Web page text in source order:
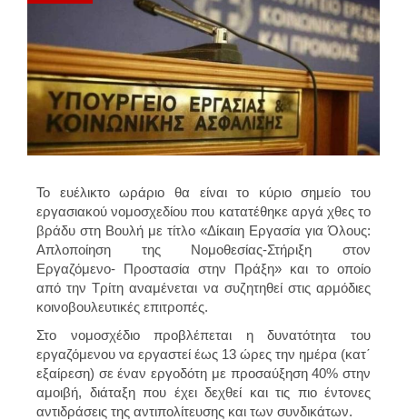
Το ευέλικτο ωράριο θα είναι το κύριο σημείο του
εργασιακού νομοσχεδίου που κατατέθηκε αργά χθες το
βράδυ στη Βουλή με τίτλο «Δίκαιη Εργασία για Όλους:
Απλοποίηση της Νομοθεσίας-Στήριξη στον
Εργαζόμενο- Προστασία στην Πράξη» και το οποίο
από την Τρίτη αναμένεται να συζητηθεί στις αρμόδιες
κοινοβουλευτικές επιτροπές.
Στο νομοσχέδιο προβλέπεται η δυνατότητα του
εργαζόμενου να εργαστεί έως 13 ώρες την ημέρα (κατ΄
εξαίρεση) σε έναν εργοδότη με προσαύξηση 40% στην
αμοιβή, διάταξη που έχει δεχθεί και τις πιο έντονες
αντιδράσεις της αντιπολίτευσης και των συνδικάτων.